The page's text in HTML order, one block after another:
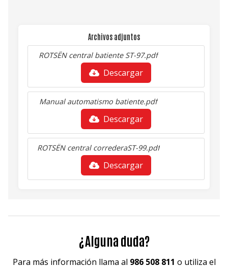
Archivos adjuntos
ROTSËN central batiente ST-97.pdf
Descargar
Manual automatismo batiente.pdf
Descargar
ROTSËN central correderaST-99.pdf
Descargar
¿Alguna duda?
Para más información llama al 986 508 811 o utiliza el